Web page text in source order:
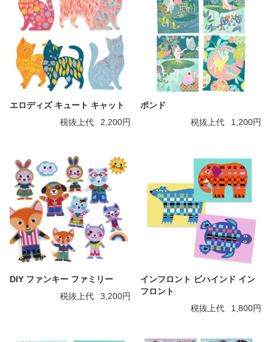
エロディズ キュート キャット
税抜上代
2,200円
ポンド
税抜上代
1,200円
DIY ファンキー ファミリー
税抜上代
3,200円
インフロント ビハインド イン
フロント
税抜上代
1,800円